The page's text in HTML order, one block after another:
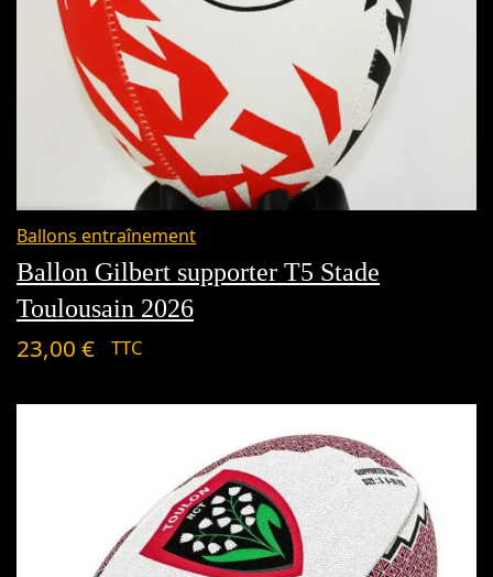
Ballons entraînement
Ballon Gilbert supporter T5 Stade
Toulousain 2026
23,00 € TTC